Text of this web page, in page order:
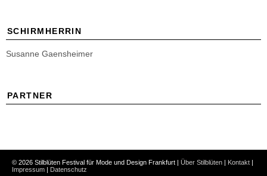
SCHIRMHERRIN
Susanne Gaensheimer
PARTNER
© 2026 Stilblüten Festival für Mode und Design Frankfurt | Über Stilblüten | Kontakt |
Impressum | Datenschutz